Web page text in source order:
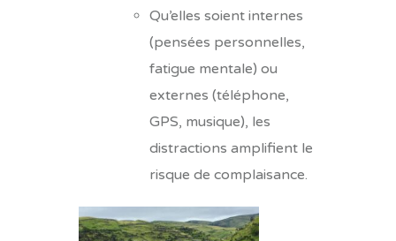
Qu’elles soient internes
(pensées personnelles,
fatigue mentale) ou
externes (téléphone,
GPS, musique), les
distractions amplifient le
risque de complaisance.